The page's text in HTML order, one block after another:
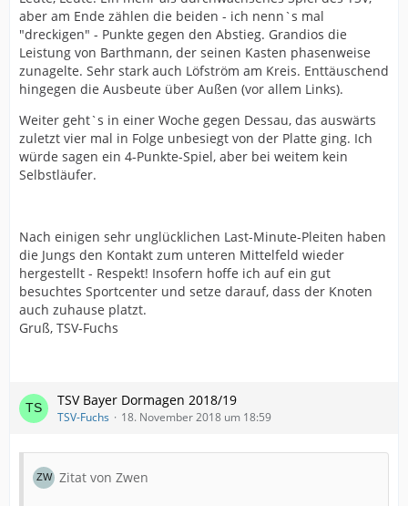
aber am Ende zählen die beiden - ich nenn`s mal
"dreckigen" - Punkte gegen den Abstieg. Grandios die
Leistung von Barthmann, der seinen Kasten phasenweise
zunagelte. Sehr stark auch Löfström am Kreis. Enttäuschend
hingegen die Ausbeute über Außen (vor allem Links).
Weiter geht`s in einer Woche gegen Dessau, das auswärts
zuletzt vier mal in Folge unbesiegt von der Platte ging. Ich
würde sagen ein 4-Punkte-Spiel, aber bei weitem kein
Selbstläufer.
Nach einigen sehr unglücklichen Last-Minute-Pleiten haben
die Jungs den Kontakt zum unteren Mittelfeld wieder
hergestellt - Respekt! Insofern hoffe ich auf ein gut
besuchtes Sportcenter und setze darauf, dass der Knoten
auch zuhause platzt.
Gruß, TSV-Fuchs
TSV Bayer Dormagen 2018/19
TSV-Fuchs 18. November 2018 um 18:59
Zitat von Zwen